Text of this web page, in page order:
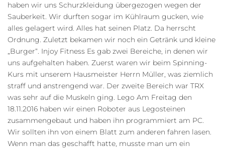
haben wir uns Schurzkleidung übergezogen wegen der
Sauberkeit. Wir durften sogar im Kühlraum gucken, wie
alles gelagert wird. Alles hat seinen Platz. Da herrscht
Ordnung. Zuletzt bekamen wir noch ein Getränk und kleine
„Burger“. Injoy Fitness Es gab zwei Bereiche, in denen wir
uns aufgehalten haben. Zuerst waren wir beim Spinning-
Kurs mit unserem Hausmeister Herrn Müller, was ziemlich
straff und anstrengend war. Der zweite Bereich war TRX
was sehr auf die Muskeln ging. Lego Am Freitag den
18.11.2016 haben wir einen Roboter aus Legosteinen
zusammengebaut und haben ihn programmiert am PC.
Wir sollten ihn von einem Blatt zum anderen fahren lasen.
Wenn man das geschafft hatte, musste man um ein